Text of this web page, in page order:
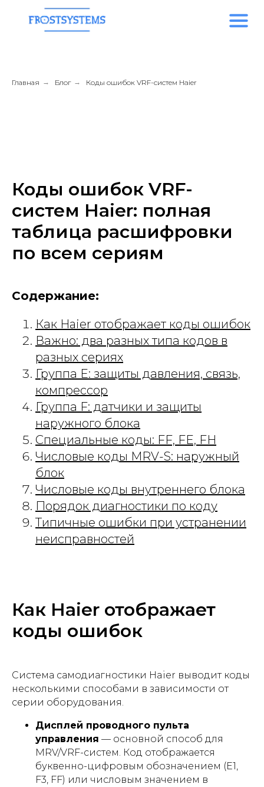
Главная → Блог → Коды ошибок VRF-систем Haier
Коды ошибок VRF-
систем Haier: полная
таблица расшифровки
по всем сериям
Содержание:
Как Haier отображает коды ошибок
Важно: два разных типа кодов в
разных сериях
Группа E: защиты давления, связь,
компрессор
Группа F: датчики и защиты
наружного блока
Специальные коды: FF, FE, FH
Числовые коды MRV-S: наружный
блок
Числовые коды внутреннего блока
Порядок диагностики по коду
Типичные ошибки при устранении
неисправностей
Как Haier отображает
коды ошибок
Система самодиагностики Haier выводит коды
несколькими способами в зависимости от
серии оборудования.
Дисплей проводного пульта
управления — основной способ для
MRV/VRF-систем. Код отображается
буквенно-цифровым обозначением (E1,
F3, FF) или числовым значением в